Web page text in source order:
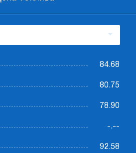
84.68
80.75
78.90
-.--
92.58